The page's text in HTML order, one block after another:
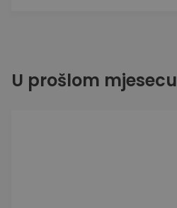
U prošlom mjesecu